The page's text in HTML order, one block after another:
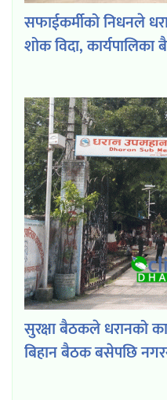
सफाईकर्मीको निधनले
शोक विदा,
सुरक्षा बैठकले धरानको
बिहान बैठक बसेपछि